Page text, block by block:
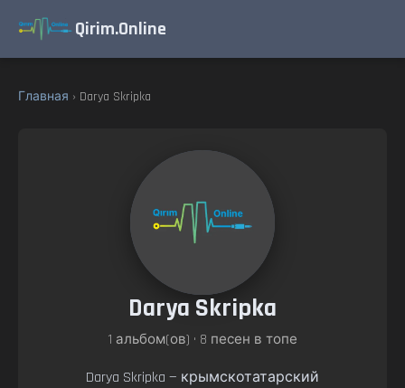
Qirim.Online
Главная › Darya Skripka
Darya Skripka
1 альбом(ов) • 8 песен в топе
Darya Skripka — крымскотатарский